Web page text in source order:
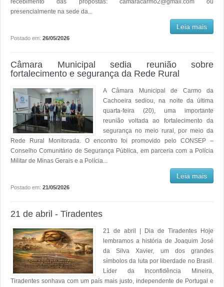
recebimento das propostas: camaracarmo2@gmail.com ou
presencialmente na sede da...
Leia mais
Postado em: 26/05/2026
Câmara Municipal sedia reunião sobre
fortalecimento e segurança da Rede Rural
A Câmara Municipal de Carmo da
Cachoeira sediou, na noite da última
quarta-feira (20), uma importante
reunião voltada ao fortalecimento da
segurança no meio rural, por meio da
Rede Rural Monitorada. O encontro foi promovido pelo CONSEP –
Conselho Comunitário de Segurança Pública, em parceria com a Polícia
Militar de Minas Gerais e a Polícia...
Leia mais
Postado em: 21/05/2026
21 de abril - Tiradentes
21 de abril | Dia de Tiradentes Hoje
lembramos a história de Joaquim José
da Silva Xavier, um dos grandes
símbolos da luta por liberdade no Brasil.
Líder da Inconfidência Mineira,
Tiradentes sonhava com um país mais justo, independente de Portugal e